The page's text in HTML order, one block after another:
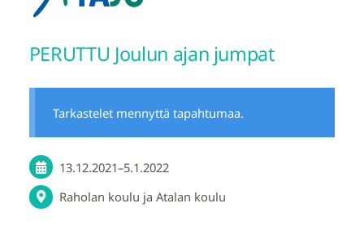
PERUTTU Joulun ajan jumpat
Tarkastelet mennyttä tapahtumaa.
13.12.2021–5.1.2022
Raholan koulu ja Atalan koulu